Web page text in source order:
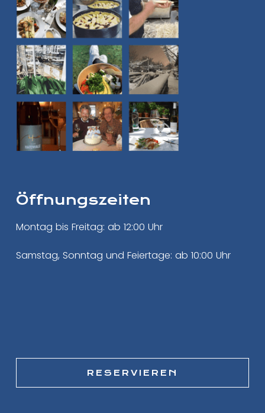
Öffnungszeiten
Montag bis Freitag: ab 12:00 Uhr
Samstag, Sonntag und Feiertage: ab 10:00 Uhr
RESERVIEREN